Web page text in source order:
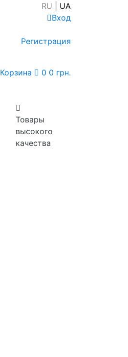
RU
UA
Вход
Регистрация
Корзина 0 0 грн.
Товары
высокого
качества